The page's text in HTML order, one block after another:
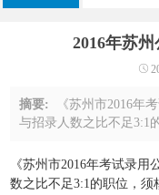
服务信息
2016年苏
摘要:
《苏州市2016年
与招录人数之比不足3:1
比例。现根据上述规定
《苏州市2016年考试录
数之比不足3:1的职位，须